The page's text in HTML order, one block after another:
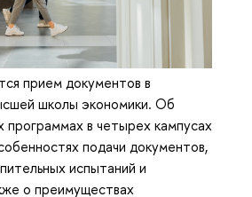
прием документов в
школы экономики. Об
программах в четырех кампусах
подачи документов,
испытаний и
о преимуществах